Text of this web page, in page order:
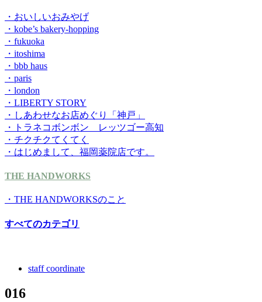
・おいしいおみやげ
・kobe’s bakery-hopping
・fukuoka
・itoshima
・bbb haus
・paris
・london
・LIBERTY STORY
・しあわせなお店めぐり「神戸」
・トラネコボンボン レッツゴー高知
・チクチクてくてく
・はじめまして、福岡薬院店です。
THE HANDWORKS
・THE HANDWORKSのこと
すべてのカテゴリ
staff coordinate
016